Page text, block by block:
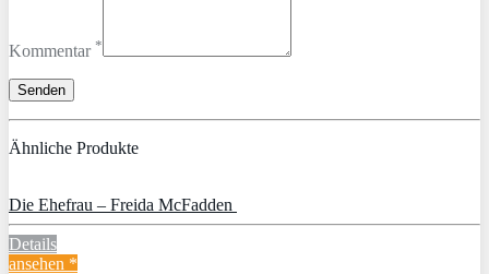
Kommentar *
Ähnliche Produkte
Die Ehefrau – Freida McFadden
Details
ansehen *